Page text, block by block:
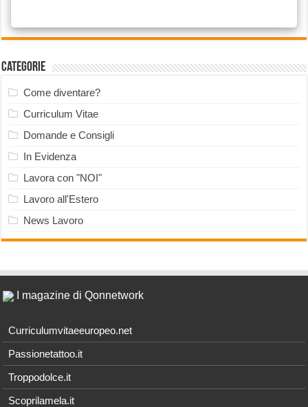
Categorie
Come diventare?
Curriculum Vitae
Domande e Consigli
In Evidenza
Lavora con "NOI"
Lavoro all'Estero
News Lavoro
I magazine di Qonnetwork
Curriculumvitaeeuropeo.net
Passionetattoo.it
Troppodolce.it
Scoprilamela.it